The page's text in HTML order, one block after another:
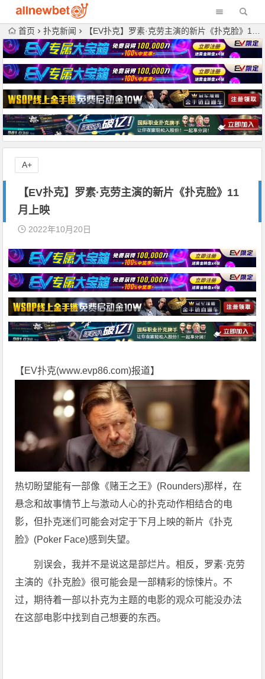
首页 扑克新闻 【EV扑克】罗素·克劳主演的新片《扑克脸》11月上映
【EV扑克】罗素·克劳主演的新片《扑克脸》11
月上映
2022年10月20日
【EV扑克(www.evp86.com)报道】
热切盼望能有一部像《赌王之王》(Rounders)那样，在
悬念和故事情节上与激动人心的扑克动作相结合的电
影，但扑克迷们可能会对定于下月上映的新片《扑克
脸》(Poker Face)感到失望。
别误会，我并不是说这是部烂片。相反，罗素·克劳
主演的《扑克脸》很可能会是一部精彩的惊悚片。不
过，期待着一部以扑克为主题的电影的观众可能没办法
在这部电影中找到自己想要的东西。
A+